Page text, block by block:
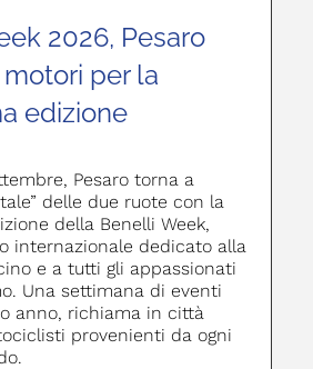
2026, Pesaro
per la
edizione
Pesaro torna a
delle due ruote con la
della Benelli Week,
internazionale dedicato alla
e a tutti gli appassionati
Una settimana di eventi
anno, richiama in città
provenienti da ogni